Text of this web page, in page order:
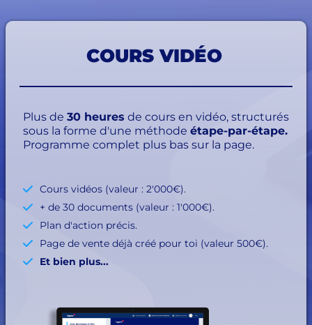
COURS VIDÉO
Plus de 30 heures de cours en vidéo, structurés
sous la forme d'une méthode étape-par-étape.
Programme complet plus bas sur la page.
Cours vidéos (valeur : 2'000€).
+ de 30 documents (valeur : 1'000€).
Plan d'action précis.
Page de vente déjà créé pour toi (valeur 500€).
Et bien plus...